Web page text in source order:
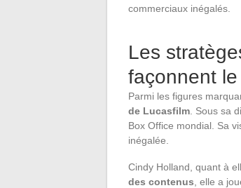
commerciaux inégalés.
Les
façonnent
Parmi les figures
de Lucasfilm . Sous sa
Box Office mondial. Sa
inégalée.
Cindy Holland, quant à
des contenus , elle a